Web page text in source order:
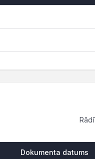
Dokumenta datums